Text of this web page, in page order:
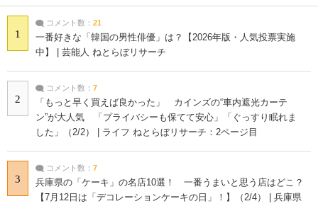
1
コメント数： 21
一番好きな「韓国の男性俳優」は？【2026年版・人気投票実施
中】 | 芸能人 ねとらぼリサーチ
2
コメント数： 7
「もっと早く買えば良かった」 カインズの“車内遮光カーテ
ン”が大人気 「プライバシーも保てて安心」「ぐっすり眠れま
した」（2/2） | ライフ ねとらぼリサーチ：2ページ目
3
コメント数： 7
兵庫県の「ケーキ」の名店10選！ 一番うまいと思う店はどこ？
【7月12日は「デコレーションケーキの日」！】（2/4） | 兵庫県